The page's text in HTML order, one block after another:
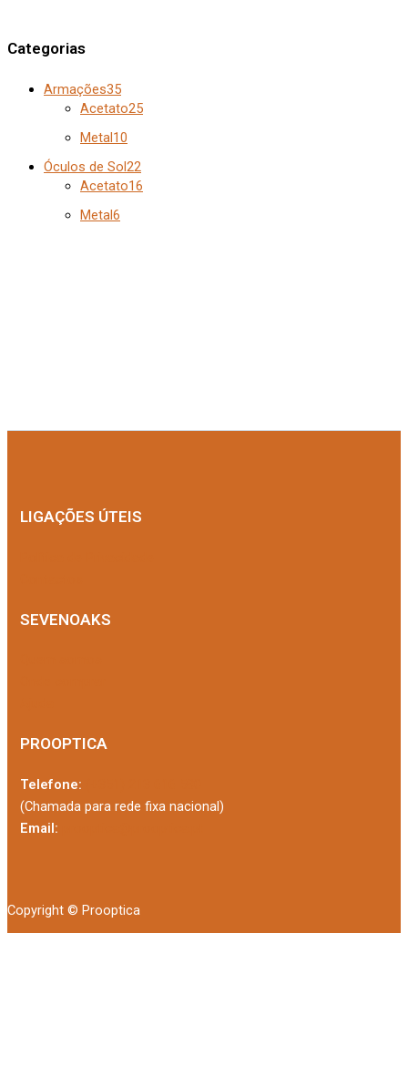
Categorias
Armações35
Acetato25
Metal 10
Óculos de Sol 22
Acetato16
Metal6
LIGAÇÕES ÚTEIS
SEVENOAKS
PROOPTICA
Telefone:
(Chamada para rede fixa nacional)
Email:
Copyright © Prooptica